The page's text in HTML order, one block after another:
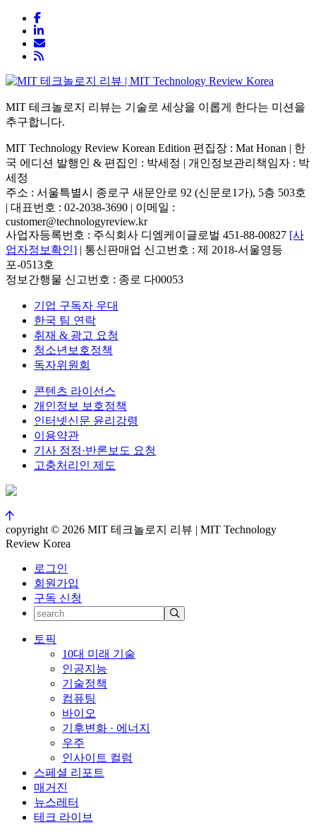
MIT 테크놀로지 리뷰는 기술로 세상을 이롭게 한다는 미션을
추구합니다.
MIT Technology Review Korean Edition 편집장 : Mat Honan | 한
국 에디션 발행인 & 편집인 : 박세정 | 개인정보관리책임자 : 박
세정
주소 : 서울특별시 종로구 새문안로 92 (신문로1가), 5층 503호
| 대표번호 : 02-2038-3690 | 이메일 :
customer@technologyreview.kr
사업자등록번호 : 주식회사 디엠케이글로벌 451-88-00827 [사
업자정보확인] | 통신판매업 신고번호 : 제 2018-서울영등
포-0513호
정보간행물 신고번호 : 종로 다00053
기업 구독자 우대
한국 팀 연락
취재 & 광고 요청
청소년보호정책
독자위원회
콘텐츠 라이선스
개인정보 보호정책
인터넷신문 윤리강령
이용약관
기사 정정·반론보도 요청
고충처리인 제도
copyright © 2026 MIT 테크놀로지 리뷰 | MIT Technology
Review Korea
로그인
회원가입
구독 신청
토픽
10대 미래 기술
인공지능
기술정책
컴퓨팅
바이오
기후변화 · 에너지
우주
인사이트 컬럼
스페셜 리포트
매거진
뉴스레터
테크 라이브